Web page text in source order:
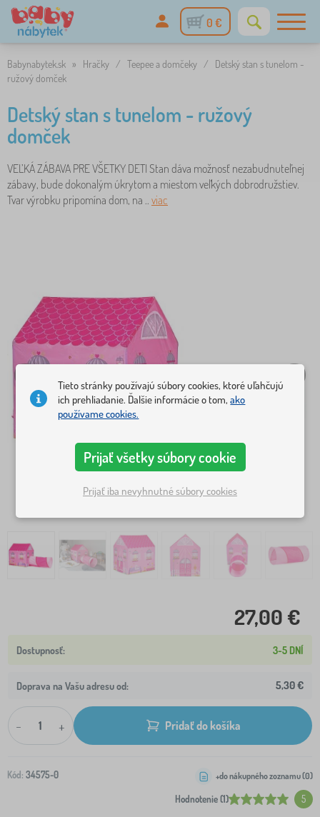
0 €
Babynabytek.sk » Hračky / Teepee a domčeky /
Detský stan s tunelom -
ružový domček
Detský stan s tunelom - ružový
domček
VEĽKÁ ZÁBAVA PRE VŠETKY DETI Stan dáva možnosť nezabudnuteľnej
zábavy, bude dokonalým úkrytom a miestom veľkých dobrodružstiev.
Tvar výrobku pripomína dom, na .. viac
27,00 €
3-5 DNÍ
Doprava na Vašu adresu od: 5,30 €
- + Pridať do košíka
Kód: 34575-0
Hodnotenie (1) 5
+do nákupného zoznamu (0)
Tieto stránky používajú súbory cookies, ktoré uľahčujú
ich prehliadanie. Ďalšie informácie o tom,ako
používame cookies.
Prijať všetky súbory cookie
Prijať iba nevyhnutné súbory cookies